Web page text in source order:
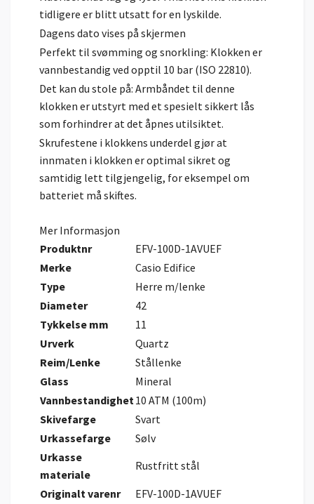
tidligere er blitt utsatt for en lyskilde.
Dagens dato vises på skjermen
Perfekt til svømming og snorkling: Klokken er
vannbestandig ved opptil 10 bar (ISO 22810).
Det kan du stole på: Armbåndet til denne
klokken er utstyrt med et spesielt sikkert lås
som forhindrer at det åpnes utilsiktet.
Skrufestene i klokkens underdel gjør at
innmaten i klokken er optimal sikret og
samtidig lett tilgjengelig, for eksempel om
batteriet må skiftes.
Mer Informasjon
Produktnr
EFV-100D-1AVUEF
Merke
Casio Edifice
Type
Herre m/lenke
Diameter
42
Tykkelse mm
11
Urverk
Quartz
Reim/Lenke
Stållenke
Glass
Mineral
Vannbestandighet 10 ATM (100m)
Skivefarge
Svart
Urkassefarge
Sølv
Urkasse
materiale
Rustfritt stål
Originalt varenr
EFV-100D-1AVUEF